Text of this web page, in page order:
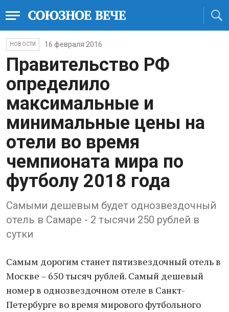
НОВОСТИ 16 февраля 2016
Правительство РФ
определило
максимальные и
минимальные цены на
отели во время
чемпионата мира по
футболу 2018 года
Самыми дешевым будет однозвездочный
отель в Самаре -​ ​2 тысячи 250 рублей в
сутки
Самым дорогим ​станет пятизвездочный отель в
Москве – 650 тысяч рублей. Самый дешевый
номер в однозвездочном отеле в Санкт-
Петербурге во время мирового футбольного